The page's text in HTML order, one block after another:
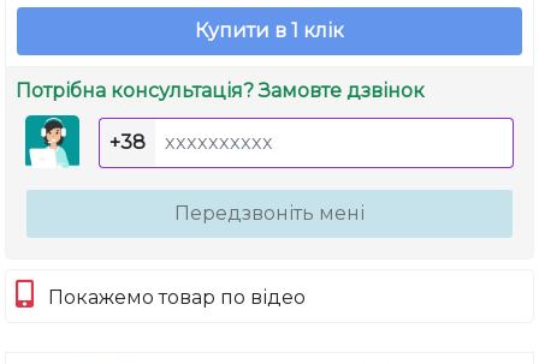
Купити в 1 клік
Потрібна консультація? Замовте дзвінок
+38
Передзвоніть мені
Покажемо товар по відео